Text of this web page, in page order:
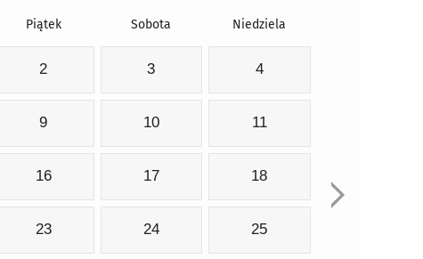
Piątek Sobota Niedziela
2 3 4
9 10 11
16 17 18
23 24 25